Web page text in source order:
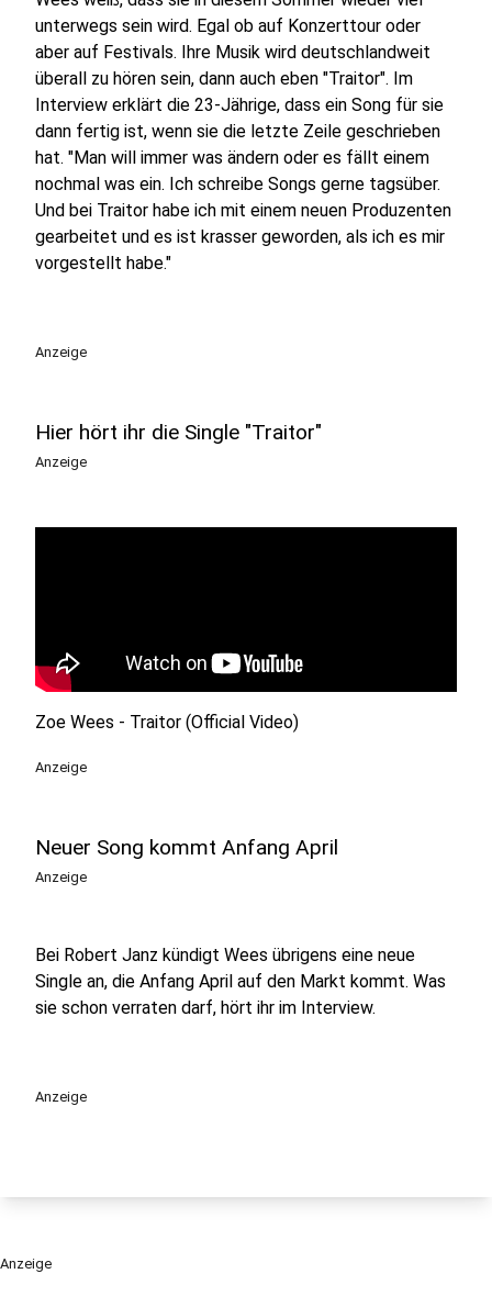
unterwegs sein wird. Egal ob auf Konzerttour oder
aber auf Festivals. Ihre Musik wird deutschlandweit
überall zu hören sein, dann auch eben "Traitor". Im
Interview erklärt die 23-Jährige, dass ein Song für sie
dann fertig ist, wenn sie die letzte Zeile geschrieben
hat. "Man will immer was ändern oder es fällt einem
nochmal was ein. Ich schreibe Songs gerne tagsüber.
Und bei Traitor habe ich mit einem neuen Produzenten
gearbeitet und es ist krasser geworden, als ich es mir
vorgestellt habe."
Anzeige
Hier hört ihr die Single "Traitor"
Anzeige
Zoe Wees - Traitor (Official Video)
Anzeige
Neuer Song kommt Anfang April
Anzeige
Bei Robert Janz kündigt Wees übrigens eine neue
Single an, die Anfang April auf den Markt kommt. Was
sie schon verraten darf, hört ihr im Interview.
Anzeige
Anzeige